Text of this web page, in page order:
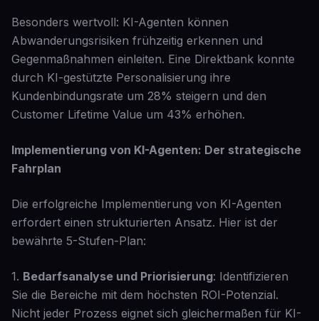
Besonders wertvoll: KI-Agenten können
Abwanderungsrisiken frühzeitig erkennen und
Gegenmaßnahmen einleiten. Eine Direktbank konnte
durch KI-gestützte Personalisierung ihre
Kundenbindungsrate um 28% steigern und den
Customer Lifetime Value um 43% erhöhen.
Implementierung von KI-Agenten: Der strategische
Fahrplan
Die erfolgreiche Implementierung von KI-Agenten
erfordert einen strukturierten Ansatz. Hier ist der
bewährte 5-Stufen-Plan:
1. Bedarfsanalyse und Priorisierung: Identifizieren
Sie die Bereiche mit dem höchsten ROI-Potenzial.
Nicht jeder Prozess eignet sich gleichermaßen für KI-